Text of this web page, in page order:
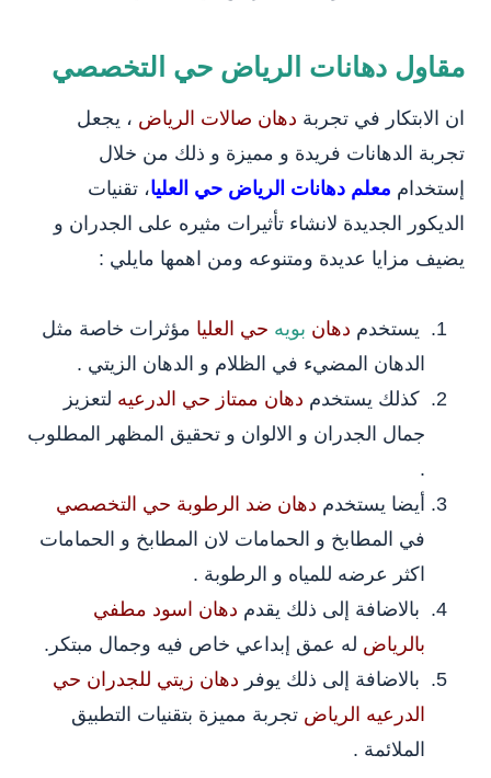
مقاول دهانات الرياض حي التخصصي
ان الابتكار في تجربة دهان صالات الرياض ، يجعل
تجربة الدهانات فريدة و مميزة و ذلك من خلال
إستخدام معلم دهانات الرياض حي العليا، تقنيات
الديكور الجديدة لانشاء تأثيرات مثيره على الجدران و
يضيف مزايا عديدة ومتنوعه ومن اهمها مايلي :
يستخدم دهان بويه حي العليا مؤثرات خاصة مثل
الدهان المضيء في الظلام و الدهان الزيتي .
كذلك يستخدم دهان ممتاز حي الدرعيه لتعزيز
جمال الجدران و الالوان و تحقيق المظهر المطلوب
.
أيضا يستخدم دهان ضد الرطوبة حي التخصصي
في المطابخ و الحمامات لان المطابخ و الحمامات
اكثر عرضه للمياه و الرطوبة .
بالاضافة إلى ذلك يقدم دهان اسود مطفي
بالرياض له عمق إبداعي خاص فيه وجمال مبتكر.
بالاضافة إلى ذلك يوفر دهان زيتي للجدران حي
الدرعيه الرياض تجربة مميزة بتقنيات التطبيق
الملائمة .